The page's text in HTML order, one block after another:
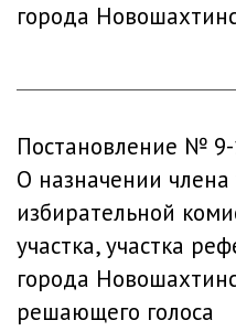
города
Постановление № 9-
О назначении члена
избирательной
участка, участка
города
решающего голоса